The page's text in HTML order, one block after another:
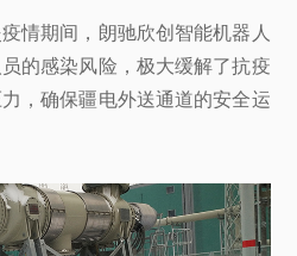
情期间，朗驰欣创智能机器人
的感染风险，极大缓解了抗疫
，确保疆电外送通道的安全运